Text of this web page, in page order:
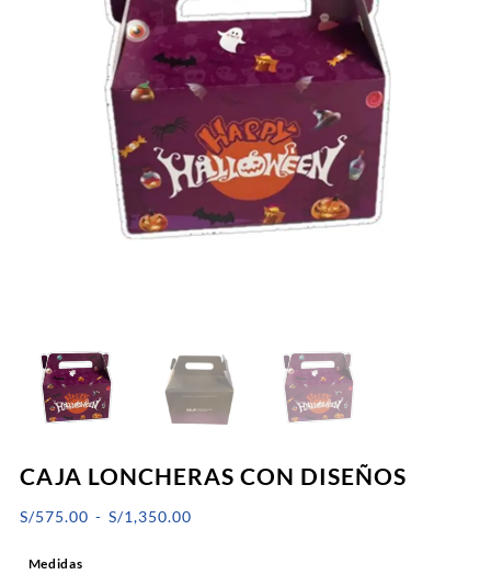
CAJA LONCHERAS CON DISEÑOS
S/575.00 - S/1,350.00Rango
Medidas